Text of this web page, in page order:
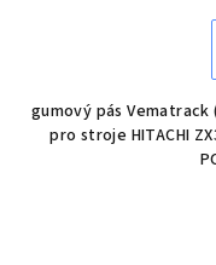
gumový pás Vematrack
pro stroje HITACHI